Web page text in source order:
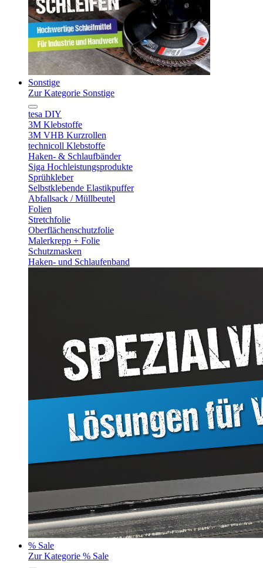
Sonstige
Zur Kategorie Sonstige
tesa DIY
3M Klebstoffe
3M VHB Kurzrollen
technicoll Klebstoffe
Haken- & Schlaufbänder
Siga Hochleistungsprodukte
Sprühkleber
Selbstklebende Elastikpuffer
Abfallsack / Müllbeutel
Folien
Stretchfolie
Oberflächenschutzfolie
Malerkrepp + Folie
Schutzmasken
Haken- und Schlaufenband
% Sale
Zur Kategorie % Sale